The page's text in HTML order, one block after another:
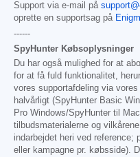
Support via e-mail på
oprette en supportsag på
------
SpyHunter Købsoplysninger
Du har også mulighed for at
for at få fuld funktionalitet,
vores supportafdeling via
halvårligt (SpyHunter Basic
Pro Windows/SpyHunter til
tilbudsmaterialerne og
indarbejdet heri ved
eller kampagne pr. købsside).